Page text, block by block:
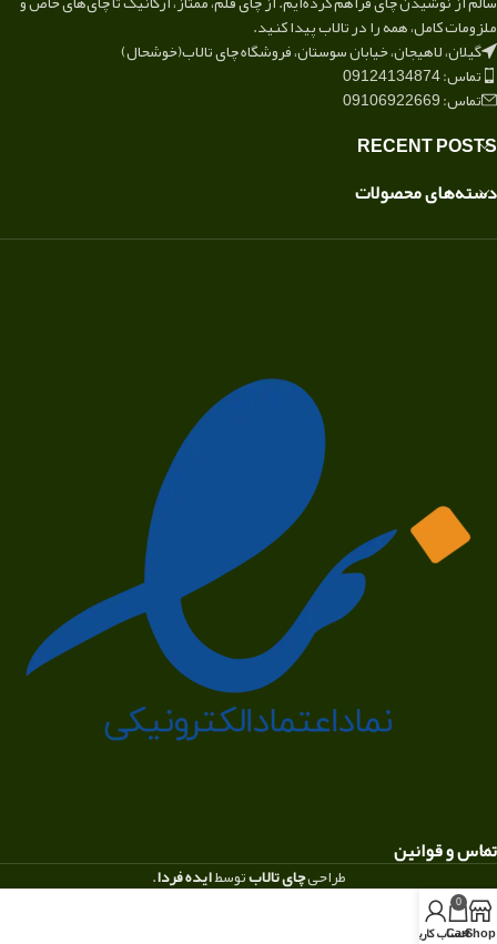
ملزومات کامل، همه را در تالاب پیدا کنید.
گیلان، لاهیجان، خیابان سوستان، فروشگاه چای تالاب(خوشحال)
تماس: 09124134874
تماس: 09106922669
RECENT POSTS
دسته‌های محصولات
تماس و قوانین
طراحیچای تالابتوسطایده فردا.
Shop
0
Cart
حساب کاربری